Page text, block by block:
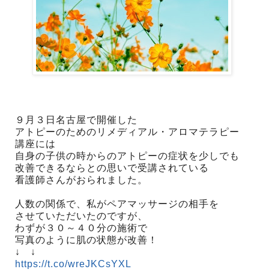
９月３日名古屋で開催した
アトピーのためのリメディアル・アロマテラピー
講座には
自身の子供の時からのアトピーの症状を少しでも
改善できるならとの思いで受講されている
看護師さんがおられました。
人数の関係で、私がペアマッサージの相手を
させていただいたのですが、
わずが３０～４０分の施術で
写真のように肌の状態が改善！
↓ ↓
https://t.co/wreJKCsYXL